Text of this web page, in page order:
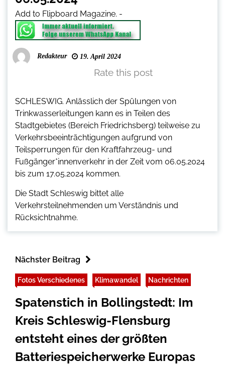
Add to Flipboard Magazine. -
Redakteur 19. April 2024
Rate this post
SCHLESWIG. Anlässlich der Spülungen von
Trinkwasserleitungen kann es in Teilen des
Stadtgebietes (Bereich Friedrichsberg) teilweise zu
Verkehrsbeeinträchtigungen aufgrund von
Teilsperrungen für den Kraftfahrzeug- und
Fußgänger*innenverkehr in der Zeit vom 06.05.2024
bis zum 17.05.2024 kommen.
Die Stadt Schleswig bittet alle
Verkehrsteilnehmenden um Verständnis und
Rücksichtnahme.
Nächster Beitrag
Fotos Verschiedenes Klimawandel Nachrichten
Spatenstich in Bollingstedt: Im
Kreis Schleswig-Flensburg
entsteht eines der größten
Batteriespeicherwerke Europas